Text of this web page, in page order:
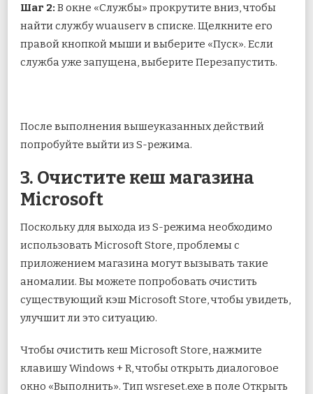
Шаг 2: В окне «Службы» прокрутите вниз, чтобы
найти службу wuauserv в списке. Щелкните его
правой кнопкой мыши и выберите «Пуск». Если
служба уже запущена, выберите Перезапустить.
После выполнения вышеуказанных действий
попробуйте выйти из S-режима.
3. Очистите кеш магазина
Microsoft
Поскольку для выхода из S-режима необходимо
использовать Microsoft Store, проблемы с
приложением магазина могут вызывать такие
аномалии. Вы можете попробовать очистить
существующий кэш Microsoft Store, чтобы увидеть,
улучшит ли это ситуацию.
Чтобы очистить кеш Microsoft Store, нажмите
клавишу Windows + R, чтобы открыть диалоговое
окно «Выполнить». Тип wsreset.exe в поле Открыть